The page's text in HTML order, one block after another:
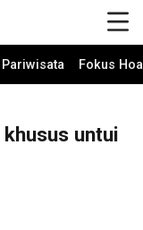
Pariwisata Fokus
untui